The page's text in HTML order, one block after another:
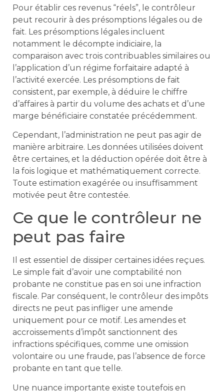
Pour établir ces revenus “réels”, le contrôleur
peut recourir à des présomptions légales ou de
fait. Les présomptions légales incluent
notamment le décompte indiciaire, la
comparaison avec trois contribuables similaires ou
l’application d’un régime forfaitaire adapté à
l’activité exercée. Les présomptions de fait
consistent, par exemple, à déduire le chiffre
d’affaires à partir du volume des achats et d’une
marge bénéficiaire constatée précédemment.
Cependant, l’administration ne peut pas agir de
manière arbitraire. Les données utilisées doivent
être certaines, et la déduction opérée doit être à
la fois logique et mathématiquement correcte.
Toute estimation exagérée ou insuffisamment
motivée peut être contestée.
Ce que le contrôleur ne
peut pas faire
Il est essentiel de dissiper certaines idées reçues.
Le simple fait d’avoir une comptabilité non
probante ne constitue pas en soi une infraction
fiscale. Par conséquent, le contrôleur des impôts
directs ne peut pas infliger une amende
uniquement pour ce motif. Les amendes et
accroissements d’impôt sanctionnent des
infractions spécifiques, comme une omission
volontaire ou une fraude, pas l’absence de force
probante en tant que telle.
Une nuance importante existe toutefois en